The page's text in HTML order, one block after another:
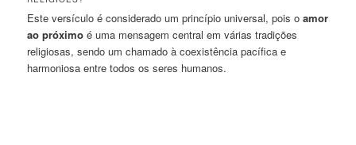
Este versículo é considerado um princípio universal, pois oamor
ao próximo é uma mensagem central em várias tradições
religiosas, sendo um chamado à coexistência pacífica e
harmoniosa entre todos os seres humanos.